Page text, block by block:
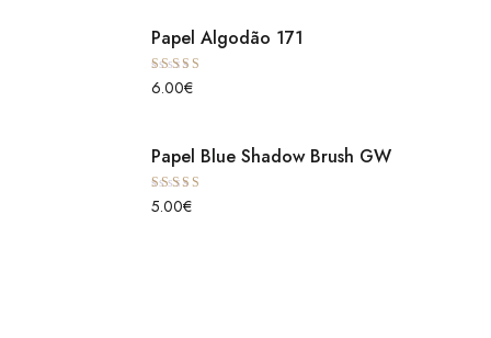
Papel Algodão 171
Avaliação
5.00 de 5
6.00€
Papel Blue Shadow Brush GW
Avaliação
5.00 de 5
5.00€